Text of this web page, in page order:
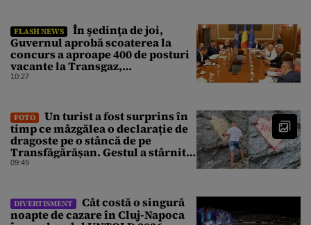
FLASH NEWS
În şedinţa de joi,
Guvernul aprobă scoaterea la
concurs a aproape 400 de posturi
vacante la Transgaz,
Transelectrica şi Hidroelectrica
10:27
FOTO
Un turist a fost surprins în
timp ce mâzgălea o declarație de
dragoste pe o stâncă de pe
Transfăgărășan. Gestul a stârnit o
furtună de comentarii pe internet
09:49
DIVERTISMENT
Cât costă o singură
noapte de cazare în Cluj-Napoca